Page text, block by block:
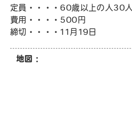
定員・・・・60歳以上の人30人
費用・・・・500円
締切・・・・11月19日
地図：